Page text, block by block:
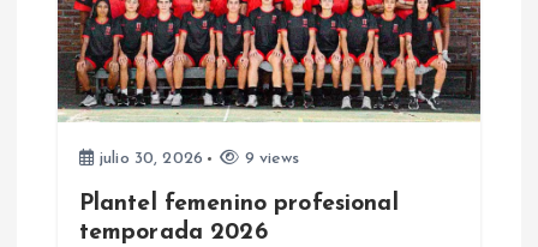
julio 30, 2026 9 views
Plantel femenino profesional
temporada 2026